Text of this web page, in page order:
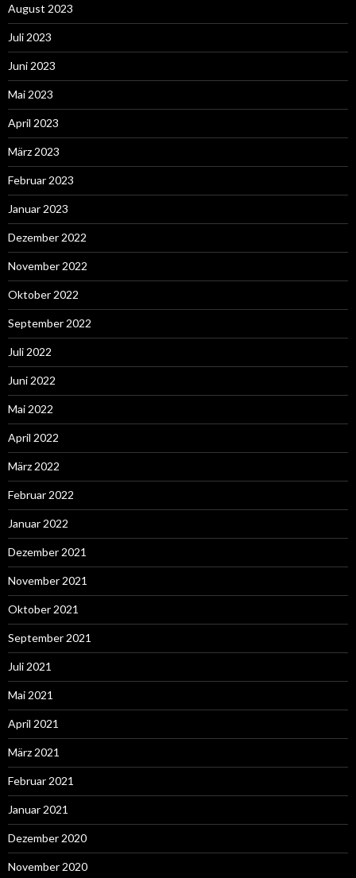
August 2023
Juli 2023
Juni 2023
Mai 2023
April 2023
März 2023
Februar 2023
Januar 2023
Dezember 2022
November 2022
Oktober 2022
September 2022
Juli 2022
Juni 2022
Mai 2022
April 2022
März 2022
Februar 2022
Januar 2022
Dezember 2021
November 2021
Oktober 2021
September 2021
Juli 2021
Mai 2021
April 2021
März 2021
Februar 2021
Januar 2021
Dezember 2020
November 2020